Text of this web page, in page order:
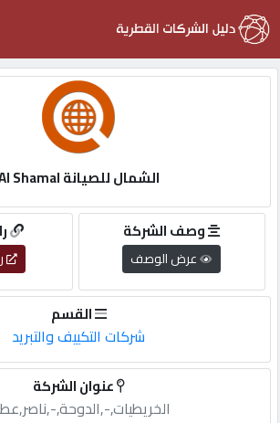
التسجيل
English
أضف
الشمال للصيانة Al Shamal
وصف الشركة
عرض الوصف
القسم
شركات التكييف والتبريد
عنوان الشركة
الخريطيات,-,الدوحة,-